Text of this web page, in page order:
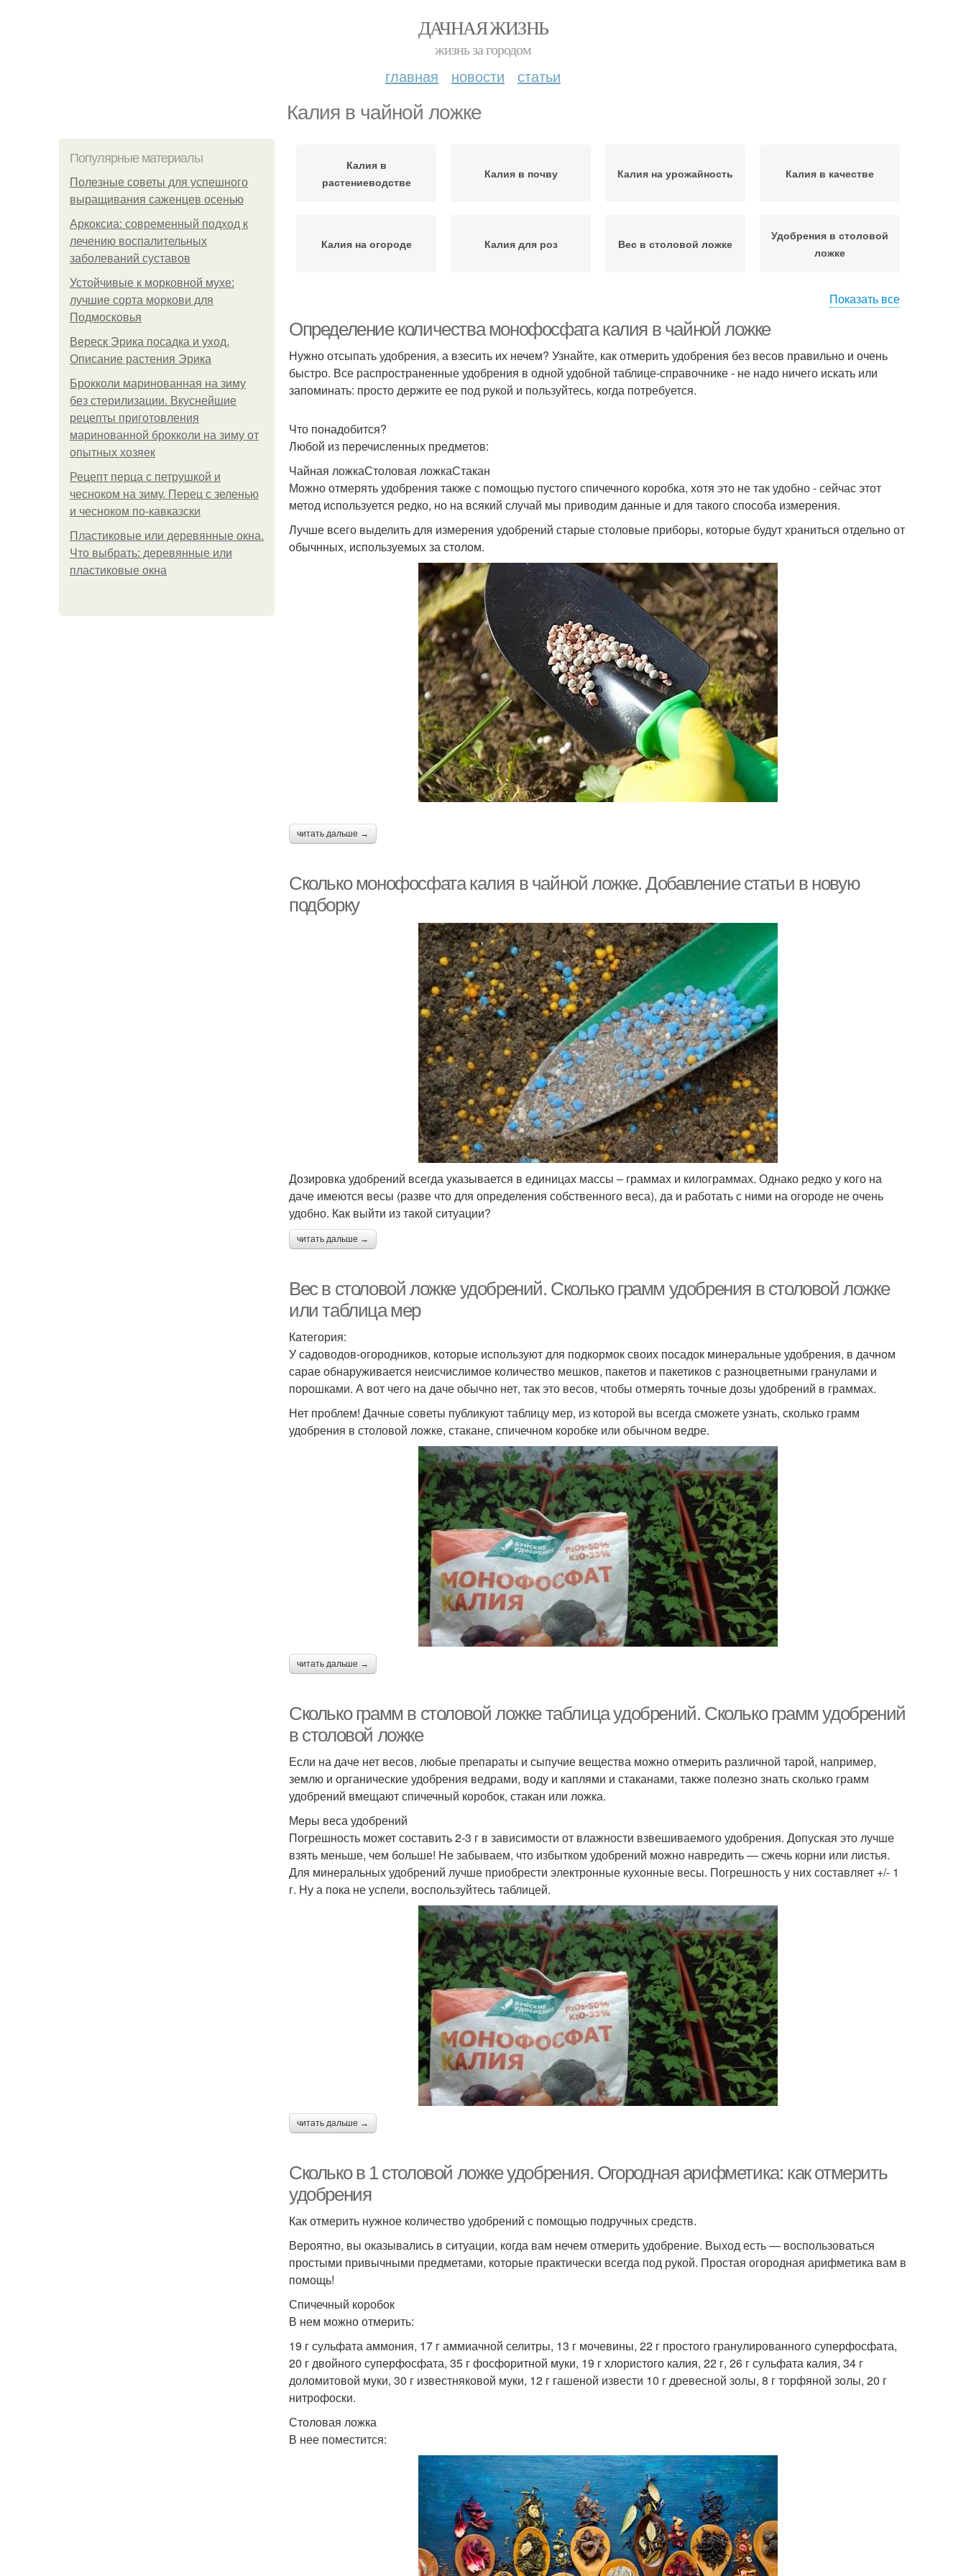
ДАЧНАЯ ЖИЗНЬ
жизнь за городом
главная новости статьи
Калия в чайной ложке
Популярные материалы
Полезные советы для успешного
выращивания саженцев осенью
Аркоксиа: современный подход к
лечению воспалительных
заболеваний суставов
Устойчивые к морковной мухе:
лучшие сорта моркови для
Подмосковья
Вереск Эрика посадка и уход.
Описание растения Эрика
Брокколи маринованная на зиму
без стерилизации. Вкуснейшие
рецепты приготовления
маринованной брокколи на зиму от
опытных хозяек
Рецепт перца с петрушкой и
чесноком на зиму. Перец с зеленью
и чесноком по-кавказски
Пластиковые или деревянные окна.
Что выбрать: деревянные или
пластиковые окна
Калия в
растениеводстве
Калия в почву Калия на урожайность Калия в качестве
Калия на огороде Калия для роз Вес в столовой ложке
Удобрения в столовой
ложке
ложке
ложке
Продукты в чайной
ложке
Грамм в столовой
ложке
Удобрения в чайной
ложке
Чайная ложка
Суперфосфат в
Показать все
Определение количества монофосфата калия в чайной ложке
Нужно отсыпать удобрения, а взесить их нечем? Узнайте, как отмерить удобрения без весов правильно и очень
быстро. Все распространенные удобрения в одной удобной таблице-справочнике - не надо ничего искать или
запоминать: просто держите ее под рукой и пользуйтесь, когда потребуется.
Что понадобится?
Любой из перечисленных предметов:
Чайная ложкаСтоловая ложкаСтакан
Можно отмерять удобрения также с помощью пустого спичечного коробка, хотя это не так удобно - сейчас этот
метод используется редко, но на всякий случай мы приводим данные и для такого способа измерения.
Лучше всего выделить для измерения удобрений старые столовые приборы, которые будут храниться отдельно от
обычнных, используемых за столом.
читать дальше →
Сколько монофосфата калия в чайной ложке. Добавление статьи в новую
подборку
Дозировка удобрений всегда указывается в единицах массы – граммах и килограммах. Однако редко у кого на
даче имеются весы (разве что для определения собственного веса), да и работать с ними на огороде не очень
удобно. Как выйти из такой ситуации?
читать дальше →
Вес в столовой ложке удобрений. Сколько грамм удобрения в столовой ложке
или таблица мер
Категория:
У садоводов-огородников, которые используют для подкормок своих посадок минеральные удобрения, в дачном
сарае обнаруживается неисчислимое количество мешков, пакетов и пакетиков с разноцветными гранулами и
порошками. А вот чего на даче обычно нет, так это весов, чтобы отмерять точные дозы удобрений в граммах.
Нет проблем! Дачные советы публикуют таблицу мер, из которой вы всегда сможете узнать, сколько грамм
удобрения в столовой ложке, стакане, спичечном коробке или обычном ведре.
читать дальше →
Сколько грамм в столовой ложке таблица удобрений. Сколько грамм удобрений
в столовой ложке
Если на даче нет весов, любые препараты и сыпучие вещества можно отмерить различной тарой, например,
землю и органические удобрения ведрами, воду и каплями и стаканами, также полезно знать сколько грамм
удобрений вмещают спичечный коробок, стакан или ложка.
Меры веса удобрений
Погрешность может составить 2-3 г в зависимости от влажности взвешиваемого удобрения. Допуская это лучше
взять меньше, чем больше! Не забываем, что избытком удобрений можно навредить — сжечь корни или листья.
Для минеральных удобрений лучше приобрести электронные кухонные весы. Погрешность у них составляет +/- 1
г. Ну а пока не успели, воспользуйтесь таблицей.
читать дальше →
Сколько в 1 столовой ложке удобрения. Огородная арифметика: как отмерить
удобрения
Как отмерить нужное количество удобрений с помощью подручных средств.
Вероятно, вы оказывались в ситуации, когда вам нечем отмерить удобрение. Выход есть — воспользоваться
простыми привычными предметами, которые практически всегда под рукой. Простая огородная арифметика вам в
помощь!
Спичечный коробок
В нем можно отмерить:
19 г сульфата аммония, 17 г аммиачной селитры, 13 г мочевины, 22 г простого гранулированного суперфосфата,
20 г двойного суперфосфата, 35 г фосфоритной муки, 19 г хлористого калия, 22 г, 26 г сульфата калия, 34 г
доломитовой муки, 30 г известняковой муки, 12 г гашеной извести 10 г древесной золы, 8 г торфяной золы, 20 г
нитрофоски.
Столовая ложка
В нее поместится: